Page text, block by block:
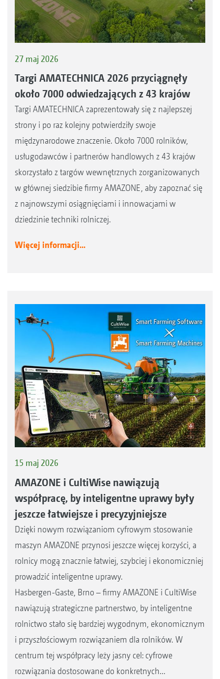
27 maj 2026
Targi AMATECHNICA 2026 przyciągnęły
około 7000 odwiedzających z 43 krajów
Targi AMATECHNICA zaprezentowały się z najlepszej
strony i po raz kolejny potwierdziły swoje
międzynarodowe znaczenie. Około 7000 rolników,
usługodawców i partnerów handlowych z 43 krajów
skorzystało z targów wewnętrznych zorganizowanych
w głównej siedzibie firmy AMAZONE, aby zapoznać się
z najnowszymi osiągnięciami i innowacjami w
dziedzinie techniki rolniczej.
Więcej informacji...
15 maj 2026
AMAZONE i CultiWise nawiązują
współpracę, by inteligentne uprawy były
jeszcze łatwiejsze i precyzyjniejsze
Dzięki nowym rozwiązaniom cyfrowym stosowanie
maszyn AMAZONE przynosi jeszcze więcej korzyści, a
rolnicy mogą znacznie łatwiej, szybciej i ekonomiczniej
prowadzić inteligentne uprawy.
Hasbergen-Gaste, Brno – firmy AMAZONE i CultiWise
nawiązują strategiczne partnerstwo, by inteligentne
rolnictwo stało się bardziej wygodnym, ekonomicznym
i przyszłościowym rozwiązaniem dla rolników. W
centrum tej współpracy leży jasny cel: cyfrowe
rozwiązania dostosowane do konkretnych...